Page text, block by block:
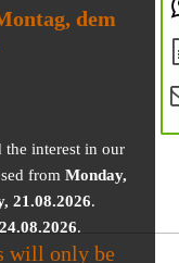
dem
interest in our
fromMonday,
21.08.2026.
.
will only be